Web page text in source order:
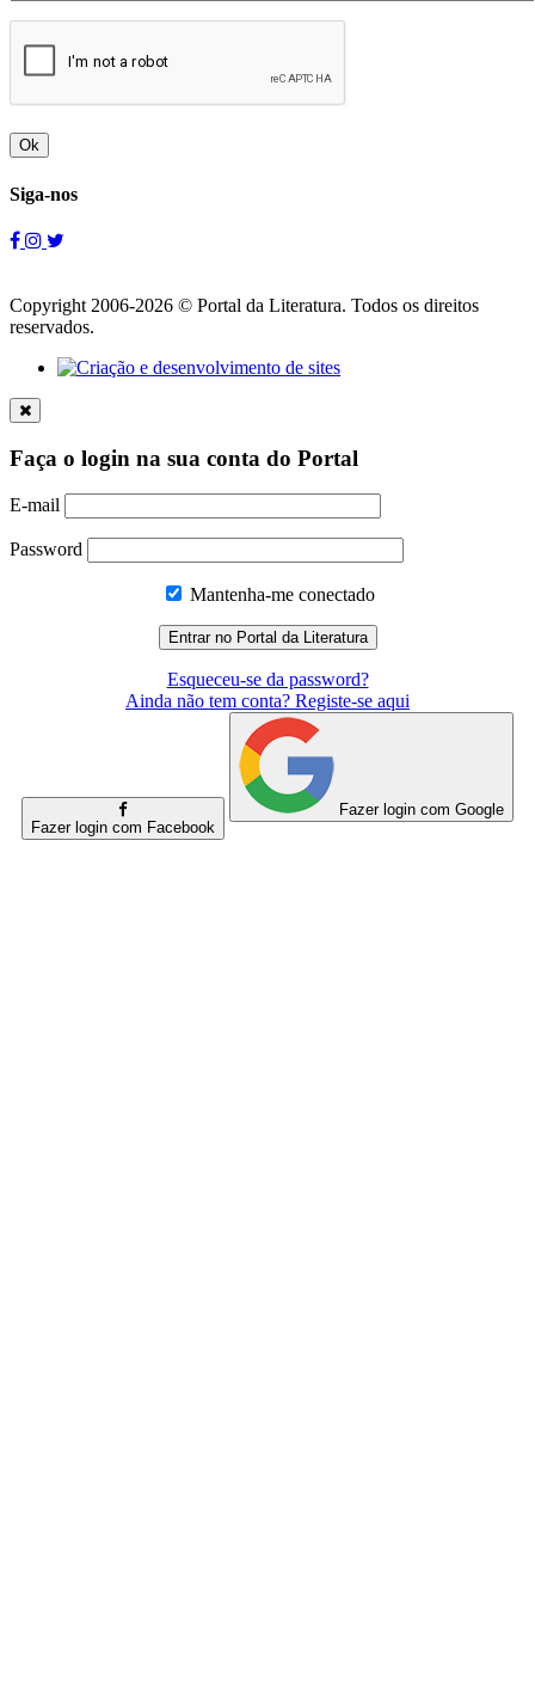
Ok
Siga-nos
Copyright 2006-2026 © Portal da Literatura. Todos os direitos
reservados.
Faça o login na sua conta do Portal
E-mail
Password
Mantenha-me conectado
Esqueceu-se da password?
Ainda não tem conta? Registe-se aqui
Fazer login com Facebook
Fazer login com Google